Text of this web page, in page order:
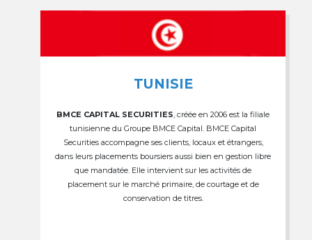
TUNISIE
BMCE CAPITAL SECURITIES , créée en 2006 est la filiale
tunisienne du Groupe BMCE Capital. BMCE Capital
Securities accompagne ses clients, locaux et étrangers,
dans leurs placements boursiers aussi bien en gestion libre
que mandatée. Elle intervient sur les activités de
placement sur le marché primaire, de courtage et de
conservation de titres.